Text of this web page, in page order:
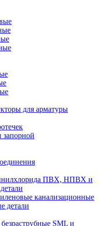
для арматуры
запорной
ПВХ, НПВХ и
канализационные
детали
SML и